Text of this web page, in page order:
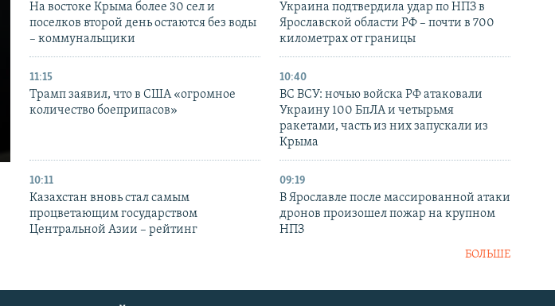
На востоке Крыма более 30 сел и
поселков второй день остаются без воды
– коммунальщики
Украина подтвердила удар по НПЗ в
Ярославской области РФ – почти в 700
километрах от границы
11:15
Трамп заявил, что в США «огромное
количество боеприпасов»
10:40
ВС ВСУ: ночью войска РФ атаковали
Украину 100 БпЛА и четырьмя
ракетами, часть из них запускали из
Крыма
10:11
Казахстан вновь стал самым
процветающим государством
Центральной Азии – рейтинг
09:19
В Ярославле после массированной атаки
дронов произошел пожар на крупном
НПЗ
БОЛЬШЕ